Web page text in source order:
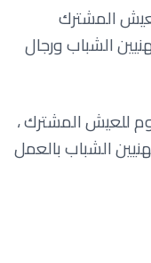
المشترك
الشباب ورجال
للعيش المشترك ،
الشباب بالعمل